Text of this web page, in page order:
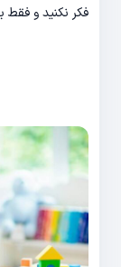
فکر نکنید و فقط